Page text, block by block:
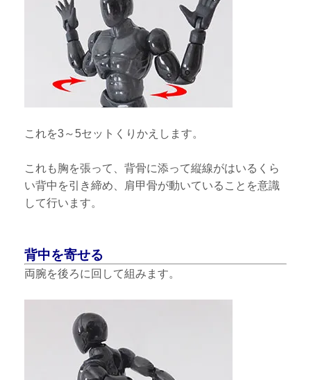
これを3～5セットくりかえします。
これも胸を張って、背骨に添って縦線がはいるくら
い背中を引き締め、肩甲骨が動いていることを意識
して行います。
背中を寄せる
両腕を後ろに回して組みます。